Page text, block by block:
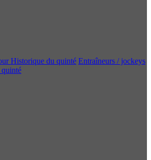
Historique du quinté Entraîneurs / jockeys